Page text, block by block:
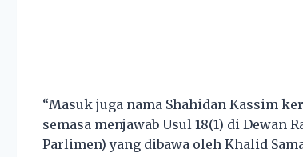
“Masuk juga nama Shahidan Kassim
semasa menjawab Usul 18(1) di Dewan
Parlimen) yang dibawa oleh Khalid